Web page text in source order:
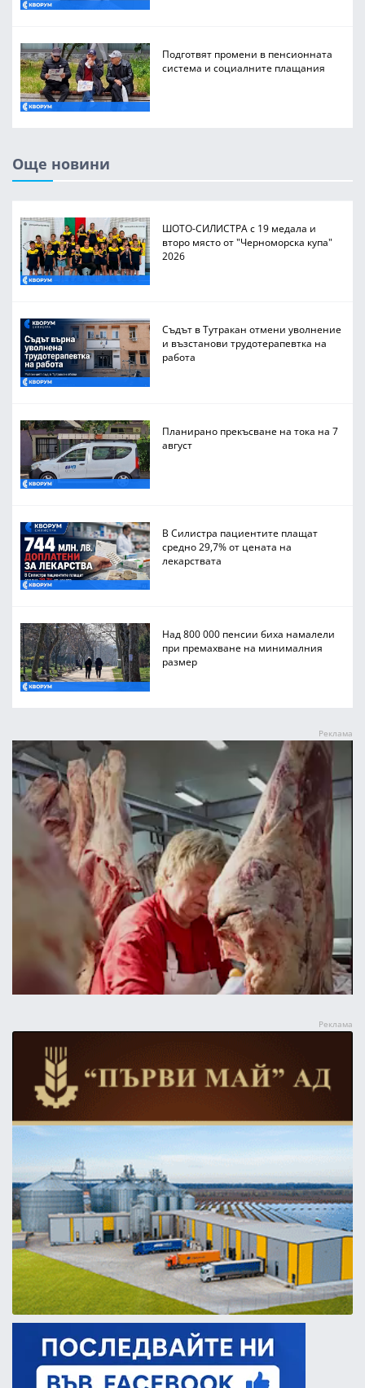
Подготвят промени в пенсионната
система и социалните плащания
Още новини
ШОТО-СИЛИСТРА с 19 медала и
второ място от "Черноморска купа"
2026
Съдът в Тутракан отмени уволнение
и възстанови трудотерапевтка на
работа
Планирано прекъсване на тока на 7
август
В Силистра пациентите плащат
средно 29,7% от цената на
лекарствата
Над 800 000 пенсии биха намалели
при премахване на минималния
размер